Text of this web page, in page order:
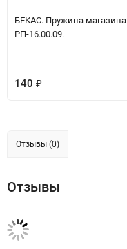
БЕКАС. Пружина магазина
РП-16.00.09.
140 ₽
Отзывы (0)
Отзывы